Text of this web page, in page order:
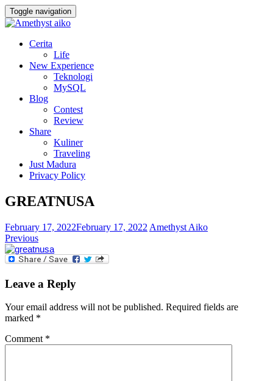
Toggle navigation
Cerita
Life
New Experience
Teknologi
MySQL
Blog
Contest
Review
Share
Kuliner
Traveling
Just Madura
Privacy Policy
GREATNUSA
February 17, 2022February 17, 2022 Amethyst Aiko
Previous
Leave a Reply
Your email address will not be published. Required fields are
marked *
Comment *